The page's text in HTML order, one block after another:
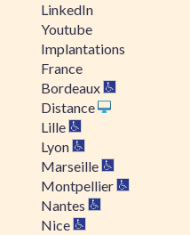
LinkedIn
Youtube
Implantations
France
Bordeaux
Distance
Lille
Lyon
Marseille
Montpellier
Nantes
Nice